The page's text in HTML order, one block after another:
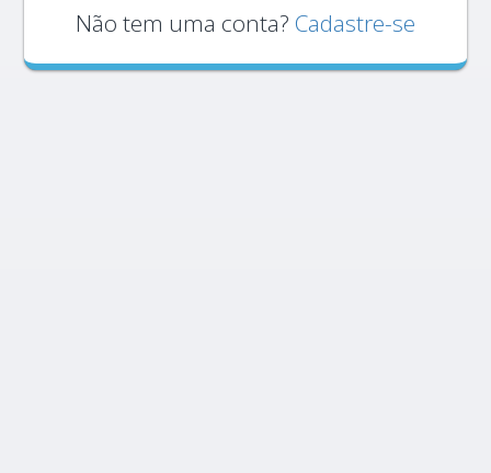
Não tem uma conta? Cadastre-se